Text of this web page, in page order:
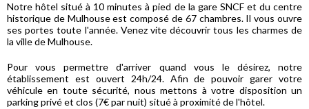
Notre hôtel situé à 10 minutes à pied de la gare SNCF et du centre
historique de Mulhouse est composé de 67 chambres. Il vous ouvre
ses portes toute l'année. Venez vite découvrir tous les charmes de
la ville de Mulhouse.
Pour vous permettre d'arriver quand vous le désirez, notre
établissement est ouvert 24h/24. Afin de pouvoir garer votre
véhicule en toute sécurité, nous mettons à votre disposition un
parking privé et clos (7€ par nuit) situé à proximité de l'hôtel.